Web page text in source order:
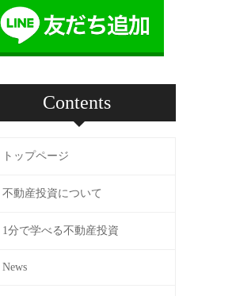
Contents
トップページ
不動産投資について
1分で学べる不動産投資
News